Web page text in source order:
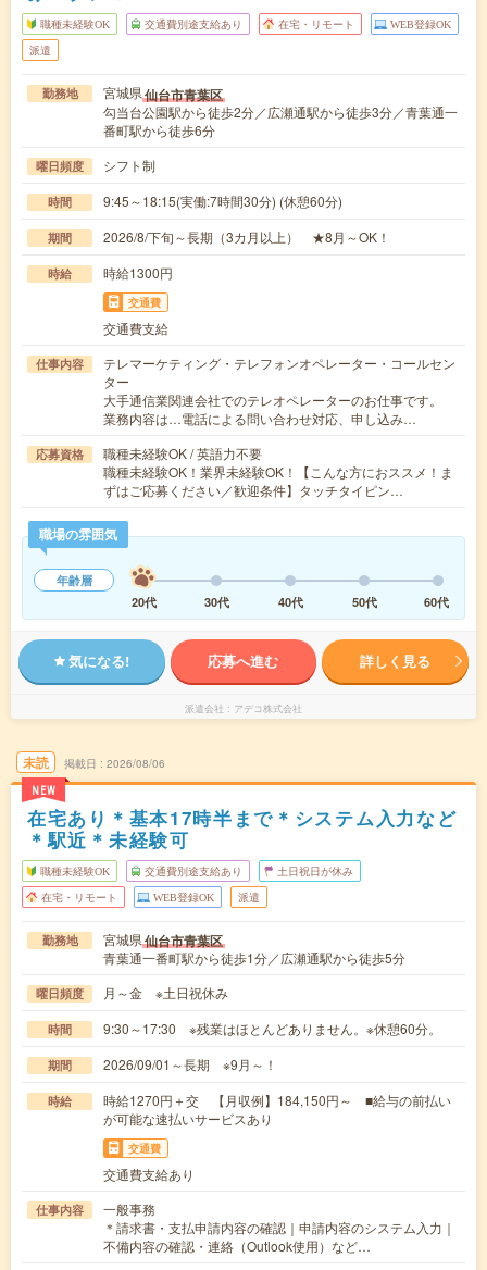
職種未経験OK 交通費別途支給あり 在宅・リモート WEB登録OK
派遣
勤務地 宮城県仙台市青葉区
勾当台公園駅から徒歩2分／広瀬通駅から徒歩3分／青葉通一
番町駅から徒歩6分
曜日頻度 シフト制
時間 9:45～18:15(実働:7時間30分) (休憩60分)
期間 2026/8/下旬～長期（3カ月以上） ★8月～OK！
時給 時給1300円
交通費
交通費支給
仕事内容
テレマーケティング・テレフォンオペレーター・コールセン
ター
大手通信業関連会社でのテレオペレーターのお仕事です。
業務内容は…電話による問い合わせ対応、申し込み…
応募資格
職種未経験OK / 英語力不要
職種未経験OK！業界未経験OK！【こんな方におススメ！ま
ずはご応募ください／歓迎条件】タッチタイピン…
職場の雰囲気
年齢層
20代
30代 40代 50代 60代
気になる! 応募へ進む 詳しく見る
派遣会社 アデコ株式会社
未読
NEW
掲載日 2026/08/06
在宅あり＊基本17時半まで＊システム入力など
＊駅近＊未経験可
職種未経験OK 交通費別途支給あり 土日祝日が休み
在宅・リモート WEB登録OK 派遣
勤務地 宮城県仙台市青葉区
青葉通一番町駅から徒歩1分／広瀬通駅から徒歩5分
曜日頻度 月～金 ※土日祝休み
時間 9:30～17:30 ※残業はほとんどありません。※休憩60分。
期間 2026/09/01～長期 ※9月～！
時給
時給1270円＋交 【月収例】184,150円～ ■給与の前払い
が可能な速払いサービスあり
交通費
交通費支給あり
仕事内容
一般事務
＊請求書・支払申請内容の確認｜申請内容のシステム入力｜
不備内容の確認・連絡（Outlook使用）など…